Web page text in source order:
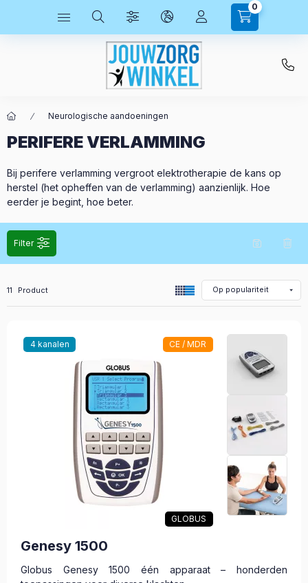
0
Neurologische aandoeningen
PERIFERE VERLAMMING
Bij perifere verlamming vergroot elektrotherapie de kans op
herstel (het opheffen van de verlamming) aanzienlijk. Hoe
eerder je begint, hoe beter.
Filter
Alle producten in de categorie
11 Product
4 kanalen CE / MDR
GLOBUS
Genesy 1500
Globus Genesy 1500 één apparaat – honderden